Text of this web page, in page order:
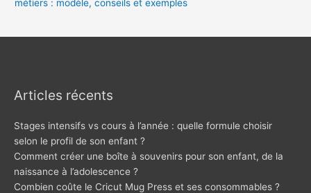
métiers : modèle, conseils et exemples
Articles récents
Stages intensifs vs cours à l’année : quelle formule choisir
selon le profil de son enfant ?
Comment créer une boîte à souvenirs pour son enfant, de la
naissance à l’adolescence ?
Combien coûte le Cricut Mug Press et ses consommables ?